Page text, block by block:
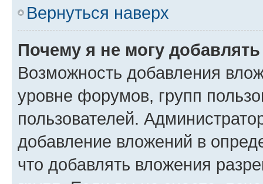
Вернуться наверх
Почему я не могу
Возможность добавления
уровне форумов, групп
пользователей.
добавление вложений в
что добавлять вложения